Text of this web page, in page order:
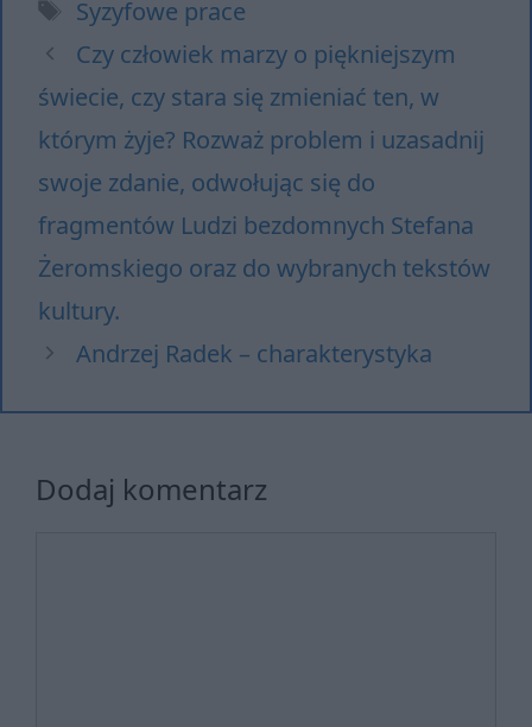
Syzyfowe prace
Czy człowiek marzy o piękniejszym
świecie, czy stara się zmieniać ten, w
którym żyje? Rozważ problem i uzasadnij
swoje zdanie, odwołując się do
fragmentów Ludzi bezdomnych Stefana
Żeromskiego oraz do wybranych tekstów
kultury.
Andrzej Radek – charakterystyka
Dodaj komentarz